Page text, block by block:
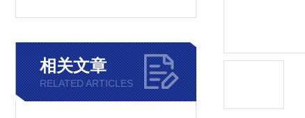
相关文章
RELATED ARTICLES